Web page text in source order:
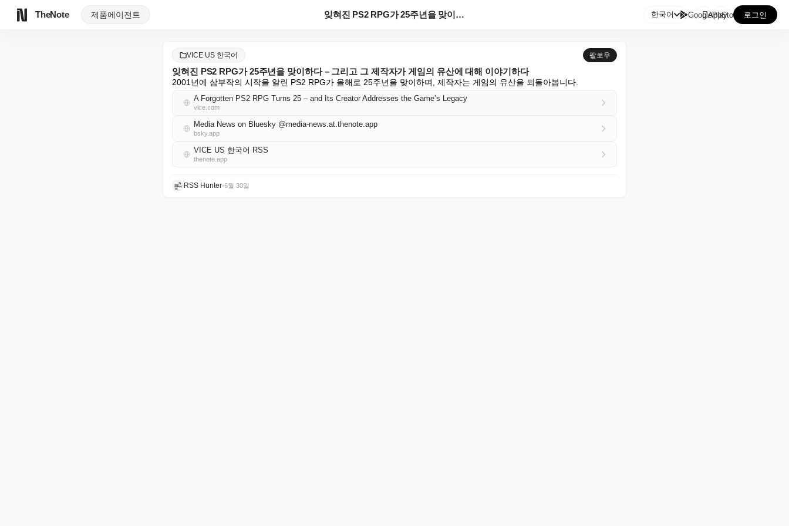
TheNote 제품에이전트 잊혀진 PS2 RPG가 25주년을 맞이하다 – 그리고 ... 한국어 GooglePlay
AppStore 로그인
VICE US 한국어 팔로우
잊혀진 PS2 RPG가 25주년을 맞이하다 – 그리고 그 제작자가 게임의 유산에 대해 이야기하다
2001년에 삼부작의 시작을 알린 PS2 RPG가 올해로 25주년을 맞이하며, 제작자는 게임의 유산을 되돌아봅니다.
A Forgotten PS2 RPG Turns 25 – and Its Creator Addresses the Game’s Legacy
vice.com
Media News on Bluesky @media-news.at.thenote.app
bsky.app
VICE US 한국어 RSS
thenote.app
RSS Hunter•6월 30일